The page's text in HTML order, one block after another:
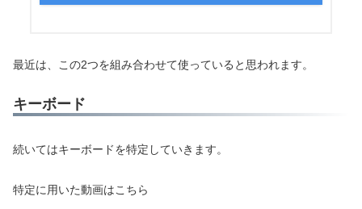
最近は、この2つを組み合わせて使っていると思われます。
キーボード
続いてはキーボードを特定していきます。
特定に用いた動画はこちら